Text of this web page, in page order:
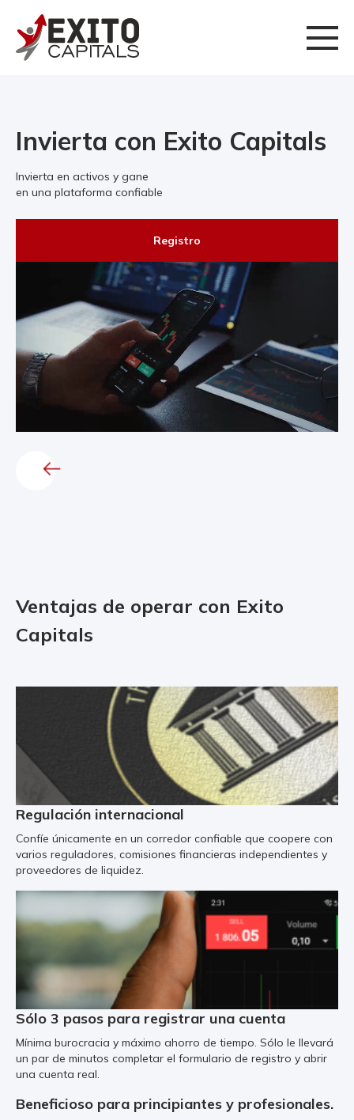
Invierta con Exito Capitals
Invierta en activos y gane
en una plataforma confiable
Registro
Ventajas de operar con Exito
Capitals
Regulación internacional
Confíe únicamente en un corredor confiable que coopere con
varios reguladores, comisiones financieras independientes y
proveedores de liquidez.
Sólo 3 pasos para registrar una cuenta
Mínima burocracia y máximo ahorro de tiempo. Sólo le llevará
un par de minutos completar el formulario de registro y abrir
una cuenta real.
Beneficioso para principiantes y profesionales.